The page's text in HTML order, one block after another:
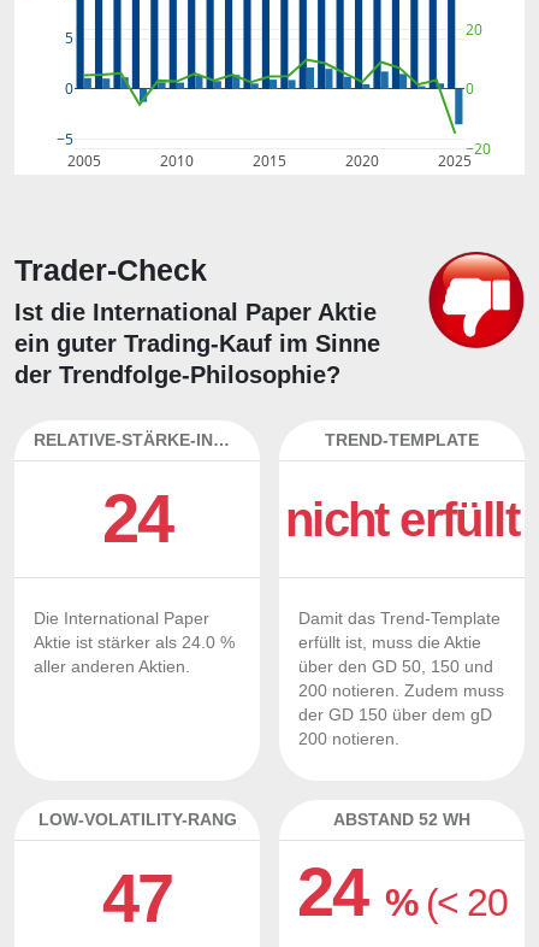
2005 2010 2015 2020 2025
−5
0
5
−20
0
20
Trader-Check
Ist die International Paper Aktie
ein guter Trading-Kauf im Sinne
der Trendfolge-Philosophie?
RELATIVE-STÄRKE-INDEX
24
Die International Paper
Aktie ist stärker als 24.0 %
aller anderen Aktien.
TREND-TEMPLATE
nicht erfüllt
Damit das Trend-Template
erfüllt ist, muss die Aktie
über den GD 50, 150 und
200 notieren. Zudem muss
der GD 150 über dem gD
200 notieren.
LOW-VOLATILITY-RANG
47
ABSTAND 52 WH
24% (< 20